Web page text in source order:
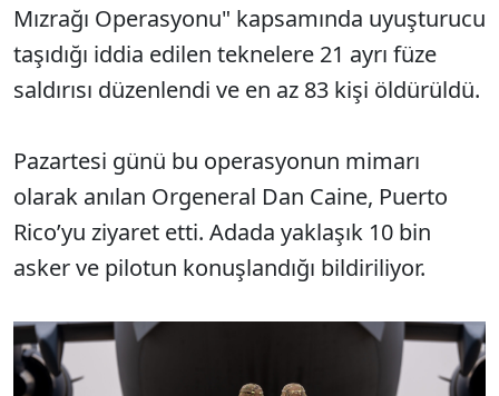
Mızrağı Operasyonu" kapsamında uyuşturucu
taşıdığı iddia edilen teknelere 21 ayrı füze
saldırısı düzenlendi ve en az 83 kişi öldürüldü.
Pazartesi günü bu operasyonun mimarı
olarak anılan Orgeneral Dan Caine, Puerto
Rico’yu ziyaret etti. Adada yaklaşık 10 bin
asker ve pilotun konuşlandığı bildiriliyor.